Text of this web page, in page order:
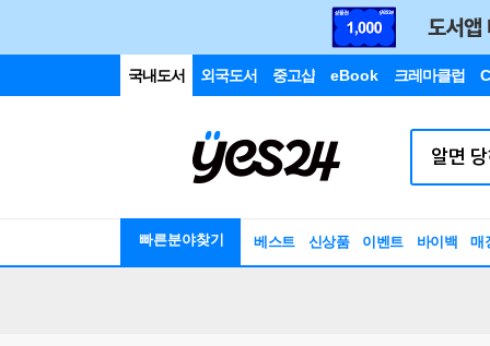
국내도서 외국도서 중고샵 eBook 크레마클럽
빠른분야찾기 베스트 신상품 이벤트 바이백 매